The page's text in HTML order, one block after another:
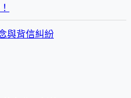
與背信糾紛